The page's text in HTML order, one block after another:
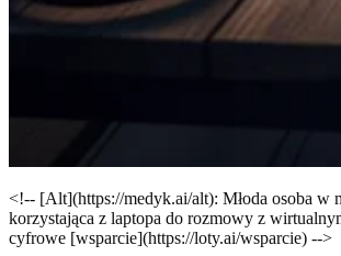
<!-- [Alt](https://medyk.ai/alt): Młoda osoba w
korzystająca z laptopa do rozmowy z
cyfrowe [wsparcie](https://loty.ai/wsparcie) -->